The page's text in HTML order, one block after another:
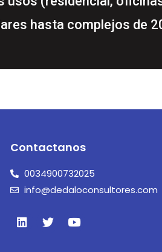
hasta complejos de
Contactanos
0034900732025
info@dedaloconsultores.com